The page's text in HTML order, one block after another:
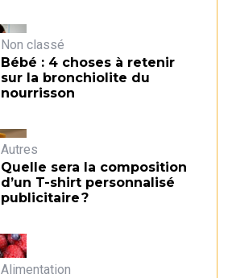
Non classé
Bébé : 4 choses à retenir
sur la bronchiolite du
nourrisson
Autres
Quelle sera la composition
d’un T-shirt personnalisé
publicitaire ?
Alimentation